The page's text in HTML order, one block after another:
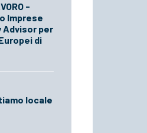
-
Imprese
Advisor per
di
locale